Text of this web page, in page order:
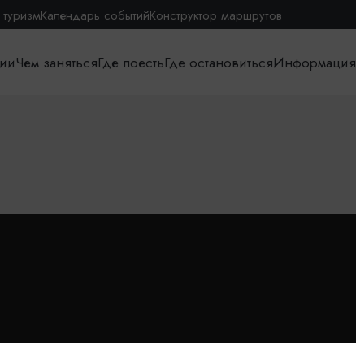
Календарь событийКонструктор маршрутов
Чем занятьсяГде поестьГде остановитьсяИнформация